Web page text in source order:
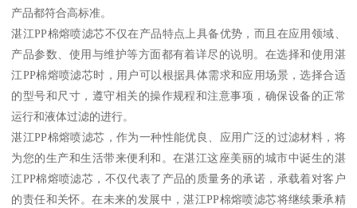
产品都符合高标准。
湛江PP棉熔喷滤芯不仅在产品特点上具备优势，而且在应用领域、
产品参数、使用与维护等方面都有着详尽的说明。在选择和使用湛
江PP棉熔喷滤芯时，用户可以根据具体需求和应用场景，选择合适
的型号和尺寸，遵守相关的操作规程和注意事项，确保设备的正常
运行和液体过滤的进行。
湛江PP棉熔喷滤芯，作为一种性能优良、应用广泛的过滤材料，将
为您的生产和生活带来便利和。在湛江这座美丽的城市中诞生的湛
江PP棉熔喷滤芯，不仅代表了产品的质量务的承诺，承载着对客户
的责任和关怀。在未来的发展中，湛江PP棉熔喷滤芯将继续秉承精